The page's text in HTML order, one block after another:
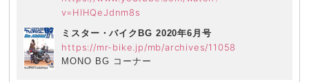
v=HlHQeJdnm8s
ミスター・バイクBG 2020年6月号
https://mr-bike.jp/mb/archives/11058
MONO BG コーナー